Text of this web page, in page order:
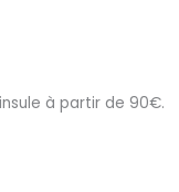
à partir de 90€.